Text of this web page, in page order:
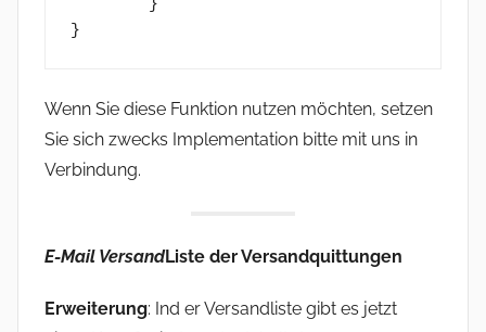
}
Wenn Sie diese Funktion nutzen möchten, setzen
Sie sich zwecks Implementation bitte mit uns in
Verbindung.
E-Mail VersandListe der Versandquittungen
Erweiterung: Ind er Versandliste gibt es jetzt